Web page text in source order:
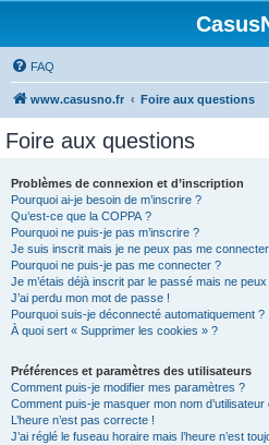
FAQ
www.casusno.fr Foire aux questions
Foire aux questions
Problèmes de connexion et d’inscription
Pourquoi ai-je besoin de m’inscrire ?
Qu’est-ce que la COPPA ?
Pourquoi ne puis-je pas m’inscrire ?
Je suis inscrit mais je ne peux pas me
Pourquoi ne puis-je pas me connecter ?
Je m’étais déjà inscrit par le passé mais ne
J’ai perdu mon mot de passe !
Pourquoi suis-je déconnecté automatiquement ?
À quoi sert « Supprimer les cookies » ?
Préférences et paramètres des utilisateurs
Comment puis-je modifier mes paramètres ?
Comment puis-je masquer mon nom
L’heure n’est pas correcte !
J’ai réglé le fuseau horaire mais l’heure n’est